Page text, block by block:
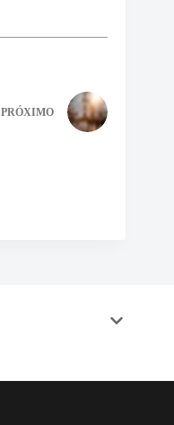
PRÓXIMO